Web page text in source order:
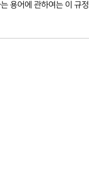
용어에 관하여는 이 규